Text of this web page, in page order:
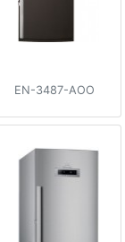
EN-3487-AOO